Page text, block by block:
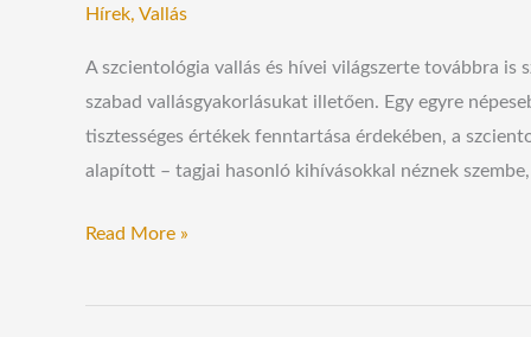
Hírek, Vallás
A szcientológia vallás és hívei világszerte továbbra is
szabad vallásgyakorlásukat illetően. Egy egyre
tisztességes értékek fenntartása érdekében, a
alapított – tagjai hasonló kihívásokkal néznek
Read More »